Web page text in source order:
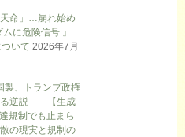
天命」…崩れ始め
に危険信号 』
いて 2026年7月
製、トランプ政権
る逆説 【生成
規制でも止まら
の現実と規制の